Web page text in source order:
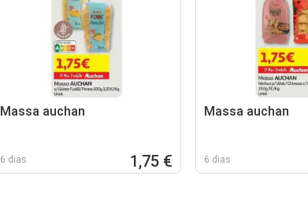
Massa auchan
6 dias 1,75 €
Massa auchan
6 dias